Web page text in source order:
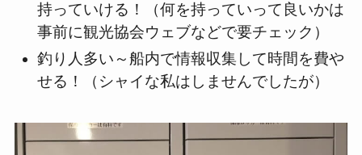
持っていける！（何を持っていって良いかは
事前に観光協会ウェブなどで要チェック）
釣り人多い～船内で情報収集して時間を費や
せる！（シャイな私はしませんでしたが）